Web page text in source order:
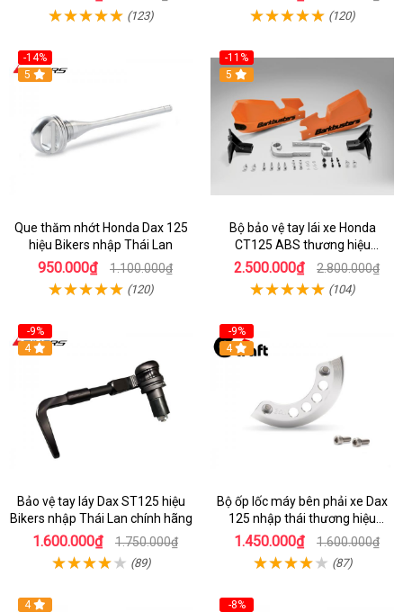
(123) (120)
-14%
5
Que thăm nhớt Honda Dax 125
hiệu Bikers nhập Thái Lan
950.000₫ 1.100.000₫
(120)
-11%
5
Bộ bảo vệ tay lái xe Honda
CT125 ABS thương hiệu
Barkbuster màu đỏ
2.500.000₫ 2.800.000₫
(104)
-9%
4
Bảo vệ tay láy Dax ST125 hiệu
Bikers nhập Thái Lan chính hãng
1.600.000₫ 1.750.000₫
(89)
-9%
4
Bộ ốp lốc máy bên phải xe Dax
125 nhập thái thương hiệu
Gcraft
1.450.000₫ 1.600.000₫
(87)
4
-8%